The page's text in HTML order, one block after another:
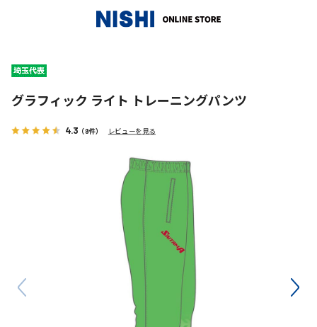
グラフィック ライト トレーニングパンツ
4.3 （9件） レビューを見る